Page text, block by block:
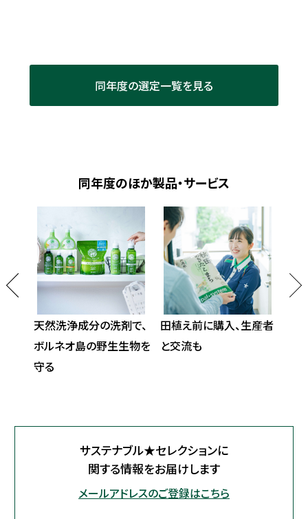
同年度の選定一覧を見る
同年度のほか製品・サービス
天然洗浄成分の洗剤で、
ボルネオ島の野生生物を
守る
田植え前に購入、生産者
と交流も
サステナブル★セレクションに
関する情報をお届けします
メールアドレスのご登録はこちら